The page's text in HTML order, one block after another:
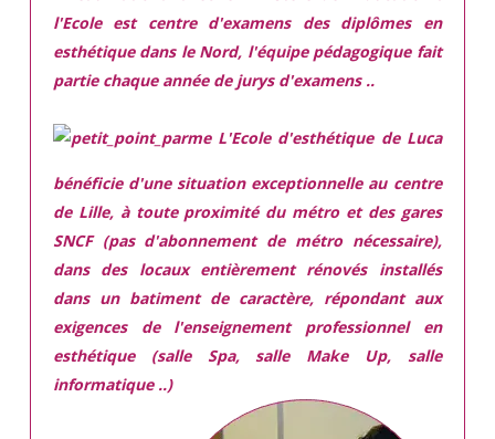
l'Ecole est centre d'examens des diplômes en
esthétique dans le Nord, l'équipe pédagogique fait
partie chaque année de jurys d'examens ..
L'Ecole d'esthétique de Luca
bénéficie d'une situation exceptionnelleau centre
de Lille, à toute proximité du métro et des gares
SNCF (pas d'abonnement de métro nécessaire),
dans des locaux entièrement rénovés installés
dans un batiment de caractère, répondant aux
exigencesde l'enseignement professionnel en
esthétique (salle Spa, salle Make Up, salle
informatique ..)